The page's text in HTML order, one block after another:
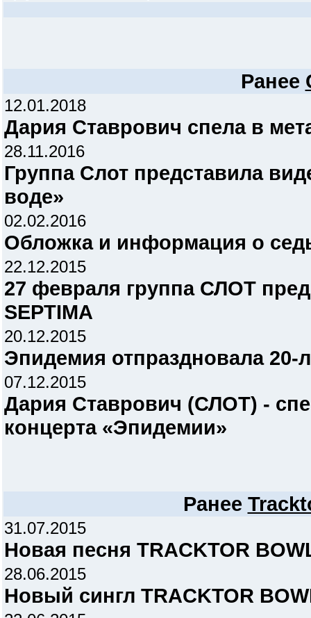
Ранее
12.01.2018
Дария Ставрович спела в
28.11.2016
Группа Слот представила
воде»
02.02.2016
Обложка и информация о
22.12.2015
27 февраля группа СЛОТ
SEPTIMA
20.12.2015
Эпидемия отпраздновала 20-
07.12.2015
Дария Ставрович (СЛОТ) -
концерта «Эпидемии»
Ранее
31.07.2015
Новая песня TRACKTOR
28.06.2015
Новый сингл TRACKTOR